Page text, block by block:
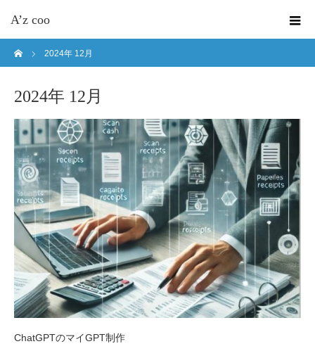
A’z coo
2024年 12月
2024年 12月
ChatGPTのマイGPT制作